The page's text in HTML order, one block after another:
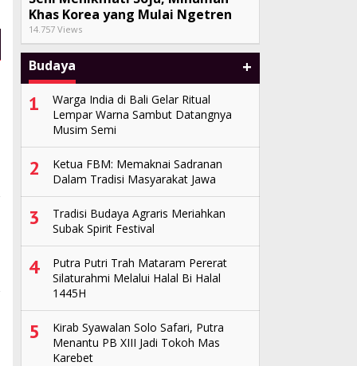
Khas Korea yang Mulai Ngetren
14.757 Views
Budaya +
1
Warga India di Bali Gelar Ritual
Lempar Warna Sambut Datangnya
Musim Semi
2
Ketua FBM: Memaknai Sadranan
Dalam Tradisi Masyarakat Jawa
3
Tradisi Budaya Agraris Meriahkan
Subak Spirit Festival
4
Putra Putri Trah Mataram Pererat
Silaturahmi Melalui Halal Bi Halal
1445H
5
Kirab Syawalan Solo Safari, Putra
Menantu PB XIII Jadi Tokoh Mas
Karebet